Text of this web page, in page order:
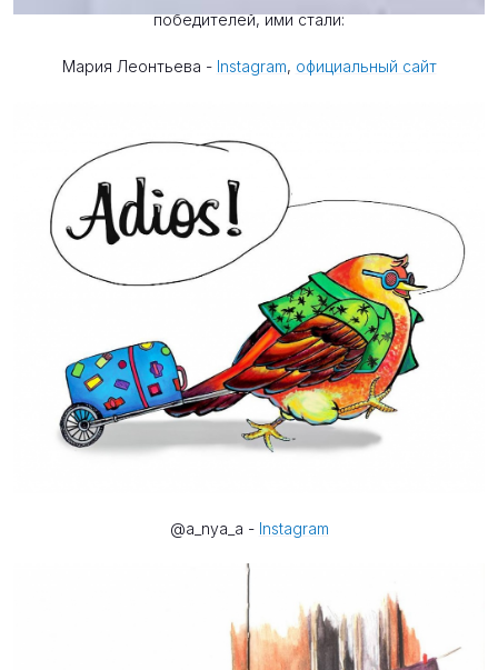
победителей, ими стали:
Мария Леонтьева - Instagram, официальный сайт
@a_nya_a - Instagram